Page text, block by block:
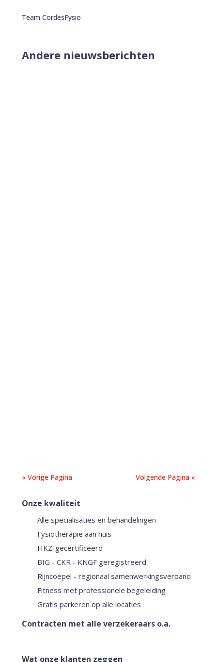
Team CordesFysio
Andere nieuwsberichten
« Vorige Pagina Volgende Pagina »
Onze kwaliteit
Alle specialisaties en behandelingen
Fysiotherapie aan huis
HKZ-gecertificeerd
BIG - CKR - KNGF geregistreerd
Rijncoepel - regionaal samenwerkingsverband
Fitness met professionele begeleiding
Gratis parkeren op alle locaties
Contracten met alle verzekeraars o.a.
Wat onze klanten zeggen